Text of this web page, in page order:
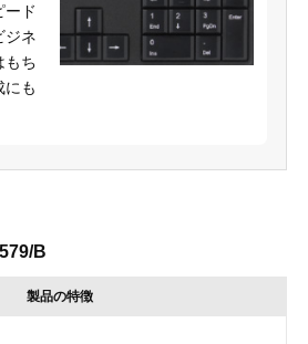
ード
ジネ
もち
にも
B
製品の特徴